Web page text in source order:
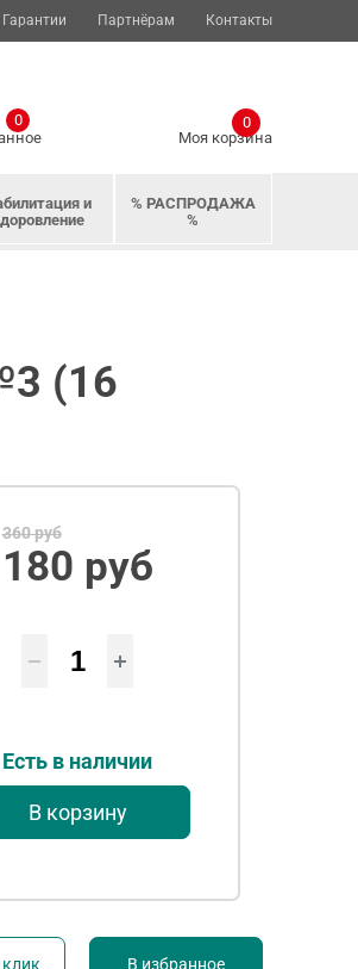
Гарантии Партнёрам Контакты
0
Моя корзина
0
и
% РАСПРОДАЖА
%
(16
360 руб
180 руб
Есть в наличии
В корзину
В избранное